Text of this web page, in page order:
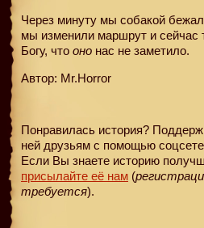
Через минуту мы собакой
мы изменили маршрут и сейчас
Богу, что оно нас не заметило.
Автор: Mr.Horror
Понравилась история?
ней друзьям с помощью
Если Вы знаете историю
присылайте её нам (
требуется).